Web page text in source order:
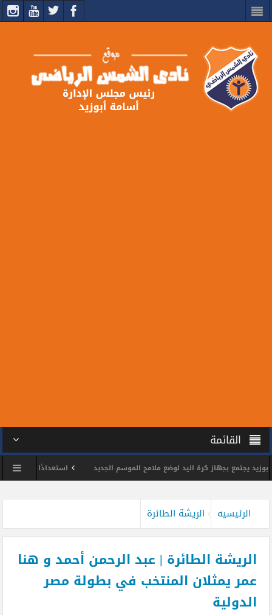
القائمة
بجهاز كرة اليد لوضع ملامح الموسم الجديد
استعدادًا للمونديال..
الرئيسيه الريشة الطائرة
الريشة الطائرة | عبد الرحمن أحمد و هنا
عمر يمثلان المنتخب في بطولة مصر
الدولية